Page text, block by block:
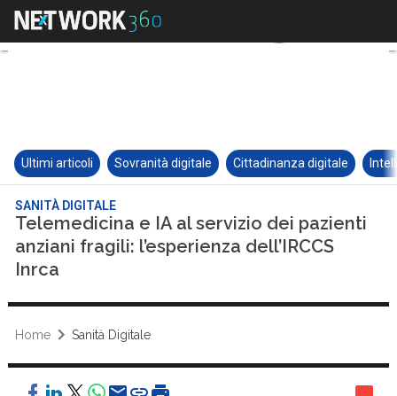
Ultimi articoli Sovranità digitale Cittadinanza digitale
SANITÀ DIGITALE
Telemedicina e IA al servizio dei pazienti
anziani fragili: l’esperienza dell’IRCCS
Inrca
Home Sanità Digitale